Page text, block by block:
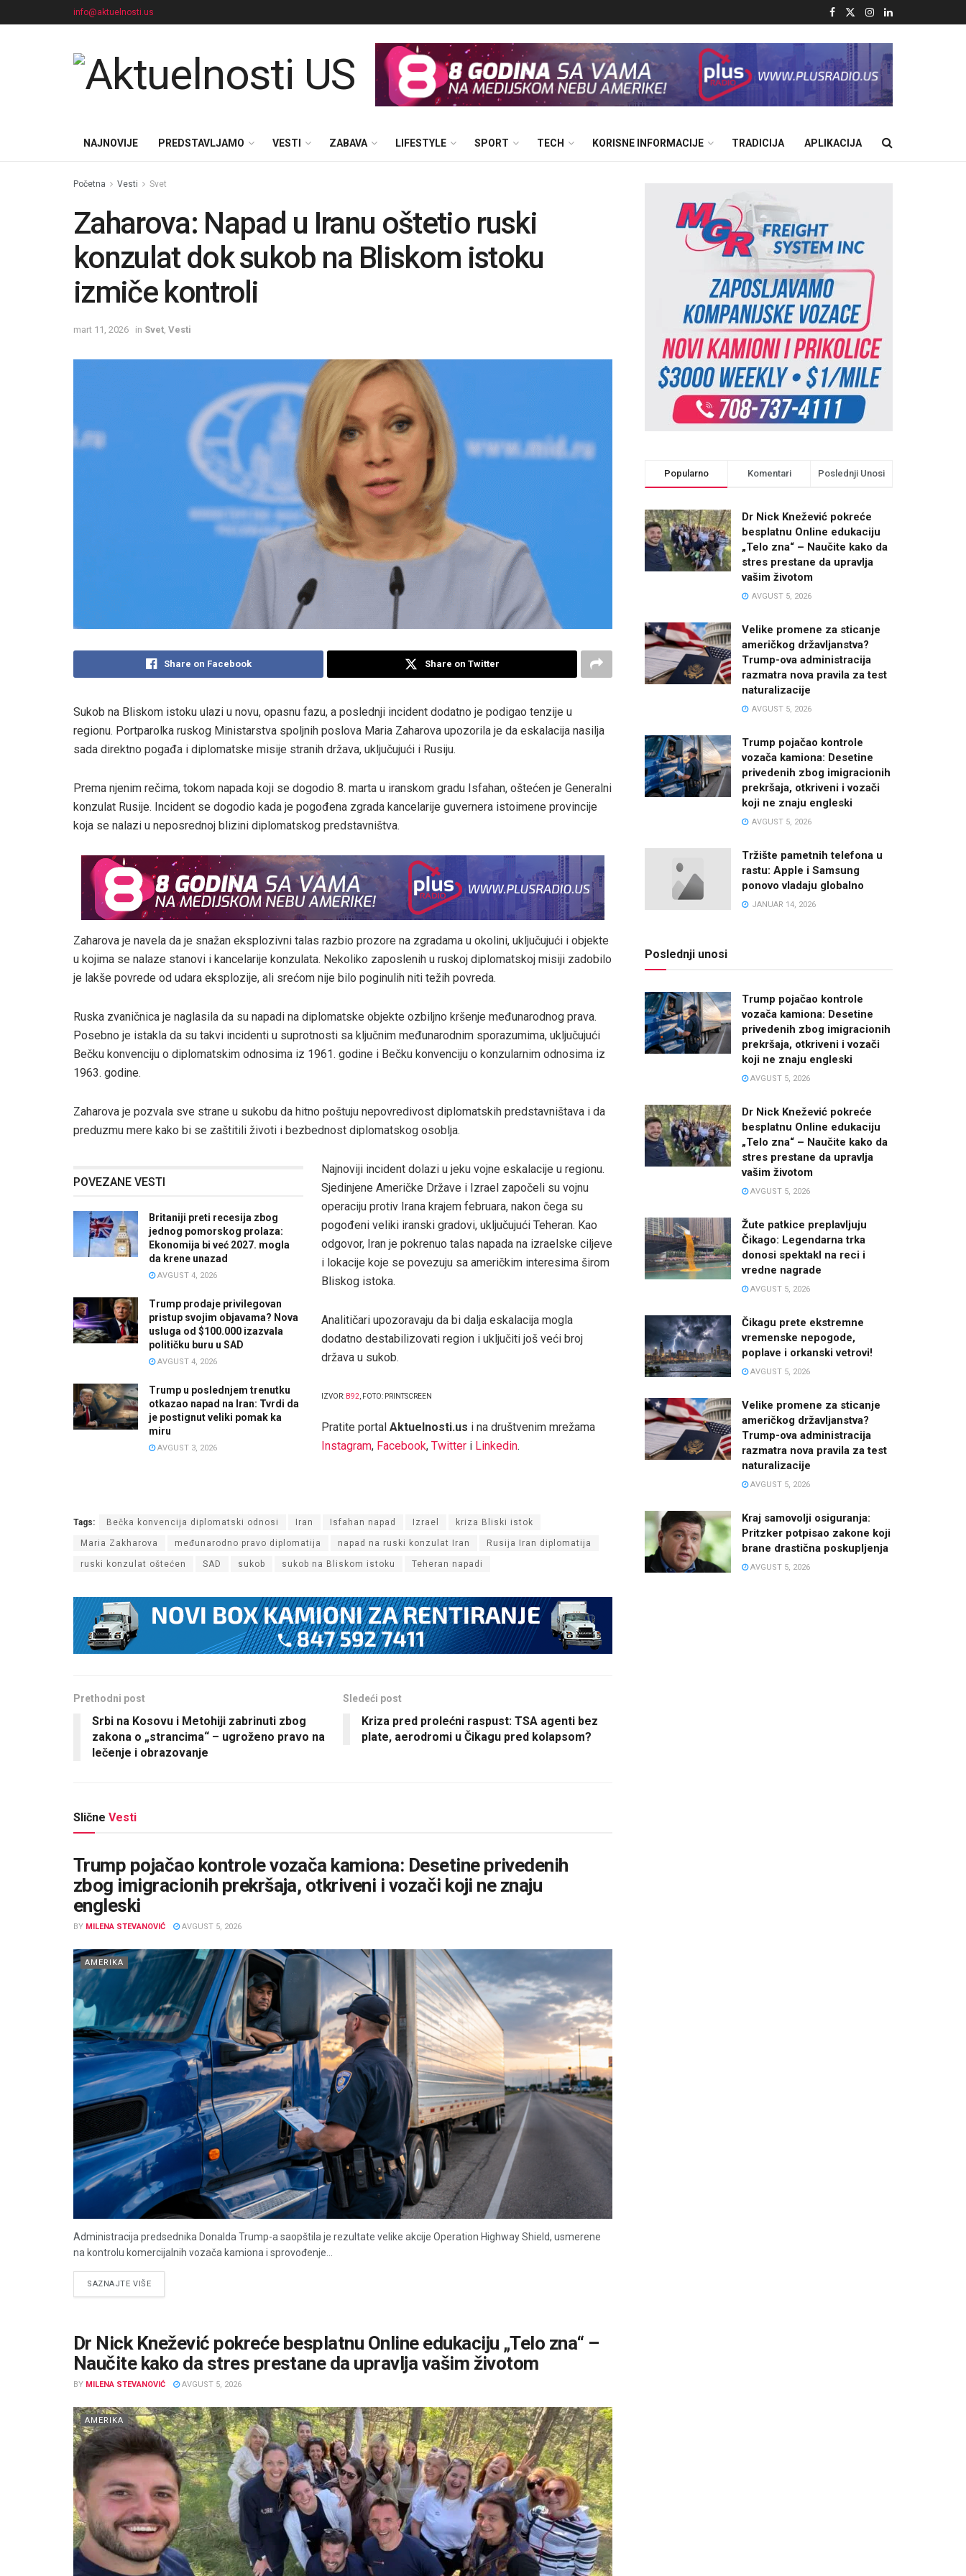
info@aktuelnosti.us
NAJNOVIJE PREDSTAVLJAMO VESTI ZABAVA LIFESTYLE SPORT TECH KORISNE INFORMACIJE TRADICIJA APLIKACIJA
Početna Vesti Svet
Zaharova: Napad u Iranu oštetio ruski
konzulat dok sukob na Bliskom istoku
izmiče kontroli
mart 11, 2026 in Svet Vesti
Share on Facebook Share on Twitter
Sukob na Bliskom istoku ulazi u novu, opasnu fazu, a poslednji incident dodatno je podigao tenzije u
regionu. Portparolka ruskog Ministarstva spoljnih poslova Maria Zaharova upozorila je da eskalacija nasilja
sada direktno pogađa i diplomatske misije stranih država, uključujući i Rusiju.
Prema njenim rečima, tokom napada koji se dogodio 8. marta u iranskom gradu Isfahan, oštećen je Generalni
konzulat Rusije. Incident se dogodio kada je pogođena zgrada kancelarije guvernera istoimene provincije
koja se nalazi u neposrednoj blizini diplomatskog predstavništva.
Zaharova je navela da je snažan eksplozivni talas razbio prozore na zgradama u okolini, uključujući i objekte
u kojima se nalaze stanovi i kancelarije konzulata. Nekoliko zaposlenih u ruskoj diplomatskoj misiji zadobilo
je lakše povrede od udara eksplozije, ali srećom nije bilo poginulih niti težih povreda.
Ruska zvaničnica je naglasila da su napadi na diplomatske objekte ozbiljno kršenje međunarodnog prava.
Posebno je istakla da su takvi incidenti u suprotnosti sa ključnim međunarodnim sporazumima, uključujući
Bečku konvenciju o diplomatskim odnosima iz 1961. godine i Bečku konvenciju o konzularnim odnosima iz
1963. godine.
Zaharova je pozvala sve strane u sukobu da hitno poštuju nepovredivost diplomatskih predstavništava i da
preduzmu mere kako bi se zaštitili životi i bezbednost diplomatskog osoblja.
POVEZANE VESTI
Britaniji preti recesija zbog
jednog pomorskog prolaza:
Ekonomija bi već 2027. mogla
da krene unazad
AVGUST 4, 2026
Trump prodaje privilegovan
pristup svojim objavama? Nova
usluga od $100.000 izazvala
političku buru u SAD
AVGUST 4, 2026
Trump u poslednjem trenutku
otkazao napad na Iran: Tvrdi da
je postignut veliki pomak ka
miru
AVGUST 3, 2026
Najnoviji incident dolazi u jeku vojne eskalacije u regionu.
Sjedinjene Američke Države i Izrael započeli su vojnu
operaciju protiv Irana krajem februara, nakon čega su
pogođeni veliki iranski gradovi, uključujući Teheran. Kao
odgovor, Iran je pokrenuo talas napada na izraelske ciljeve
i lokacije koje se povezuju sa američkim interesima širom
Bliskog istoka.
Analitičari upozoravaju da bi dalja eskalacija mogla
dodatno destabilizovati region i uključiti još veći broj
država u sukob.
IZVOR: B92 , FOTO: PRINTSCREEN
Pratite portal Aktuelnosti.us i na društvenim mrežama
Instagram, Facebook, Twitter i Linkedin.
Tags: Bečka konvencija diplomatski odnosi Iran Isfahan napad Izrael kriza Bliski istok
Maria Zakharova međunarodno pravo diplomatija napad na ruski konzulat Iran Rusija Iran diplomatija
ruski konzulat oštećen SAD sukob sukob na Bliskom istoku Teheran napadi
Prethodni post
Srbi na Kosovu i Metohiji zabrinuti zbog
zakona o „strancima“ – ugroženo pravo na
lečenje i obrazovanje
Sledeći post
Kriza pred prolećni raspust: TSA agenti bez
plate, aerodromi u Čikagu pred kolapsom?
Slične Vesti
Trump pojačao kontrole vozača kamiona: Desetine privedenih
zbog imigracionih prekršaja, otkriveni i vozači koji ne znaju
engleski
BY MILENA STEVANOVIĆ AVGUST 5, 2026
AMERIKA
Administracija predsednika Donalda Trump-a saopštila je rezultate velike akcije Operation Highway Shield, usmerene
na kontrolu komercijalnih vozača kamiona i sprovođenje...
SAZNAJTE VIŠEDETAILS
Dr Nick Knežević pokreće besplatnu Online edukaciju „Telo zna“ –
Naučite kako da stres prestane da upravlja vašim životom
BY MILENA STEVANOVIĆ AVGUST 5, 2026
AMERIKA
Popularno Komentari Poslednji Unosi
Dr Nick Knežević pokreće
besplatnu Online edukaciju
„Telo zna“ – Naučite kako da
stres prestane da upravlja
vašim životom
AVGUST 5, 2026
Velike promene za sticanje
američkog državljanstva?
Trump-ova administracija
razmatra nova pravila za test
naturalizacije
AVGUST 5, 2026
Trump pojačao kontrole
vozača kamiona: Desetine
privedenih zbog imigracionih
prekršaja, otkriveni i vozači
koji ne znaju engleski
AVGUST 5, 2026
Tržište pametnih telefona u
rastu: Apple i Samsung
ponovo vladaju globalno
JANUAR 14, 2026
Poslednji unosi
Trump pojačao kontrole
vozača kamiona: Desetine
privedenih zbog imigracionih
prekršaja, otkriveni i vozači
koji ne znaju engleski
AVGUST 5, 2026
Dr Nick Knežević pokreće
besplatnu Online edukaciju
„Telo zna“ – Naučite kako da
stres prestane da upravlja
vašim životom
AVGUST 5, 2026
Žute patkice preplavljuju
Čikago: Legendarna trka
donosi spektakl na reci i
vredne nagrade
AVGUST 5, 2026
Čikagu prete ekstremne
vremenske nepogode,
poplave i orkanski vetrovi!
AVGUST 5, 2026
Velike promene za sticanje
američkog državljanstva?
Trump-ova administracija
razmatra nova pravila za test
naturalizacije
AVGUST 5, 2026
Kraj samovolji osiguranja:
Pritzker potpisao zakone koji
brane drastična poskupljenja
AVGUST 5, 2026